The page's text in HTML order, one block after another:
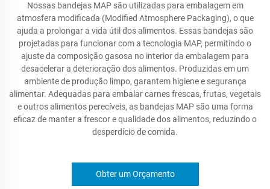
Nossas bandejas MAP são utilizadas para embalagem em
atmosfera modificada (Modified Atmosphere Packaging), o que
ajuda a prolongar a vida útil dos alimentos. Essas bandejas são
projetadas para funcionar com a tecnologia MAP, permitindo o
ajuste da composição gasosa no interior da embalagem para
desacelerar a deterioração dos alimentos. Produzidas em um
ambiente de produção limpo, garantem higiene e segurança
alimentar. Adequadas para embalar carnes frescas, frutas, vegetais
e outros alimentos perecíveis, as bandejas MAP são uma forma
eficaz de manter a frescor e qualidade dos alimentos, reduzindo o
desperdício de comida.
Obter um Orçamento